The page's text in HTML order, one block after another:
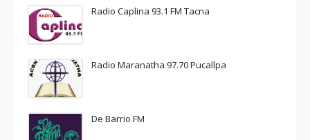
Radio Caplina 93.1 FM Tacna
Radio Maranatha 97.70 Pucallpa
De Barrio FM